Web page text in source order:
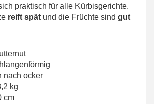
praktisch für alle Kürbisgerichte.
reift spät und die Früchte sind gut
nach ocker
kg
cm